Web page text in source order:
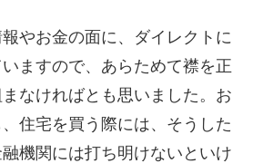
やお金の面に、ダイレクトに
ますので、あらためて襟を正
なければとも思いました。お
住宅を買う際には、そうした
機関には打ち明けないといけ